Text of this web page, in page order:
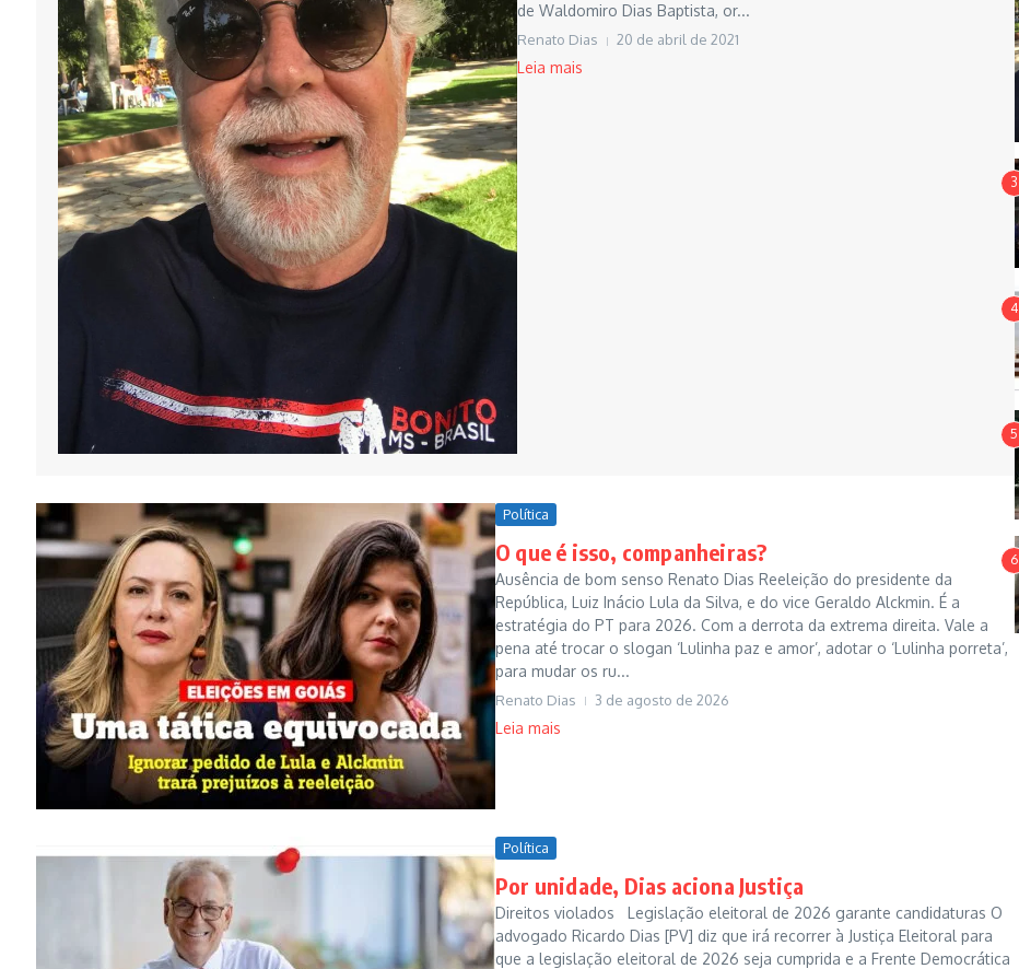
de Waldomiro Dias Baptista, or...
Renato Dias 20 de abril de 2021
Leia mais
Política
O que é isso, companheiras?
Ausência de bom senso Renato Dias Reeleição do presidente da
República, Luiz Inácio Lula da Silva, e do vice Geraldo Alckmin. É a
estratégia do PT para 2026. Com a derrota da extrema direita. Vale a
pena até trocar o slogan ‘Lulinha paz e amor’, adotar o ‘Lulinha porreta’,
para mudar os ru...
Renato Dias 3 de agosto de 2026
Leia mais
Política
Por unidade, Dias aciona Justiça
Direitos violados Legislação eleitoral de 2026 garante candidaturas O
advogado Ricardo Dias [PV] diz que irá recorrer à Justiça Eleitoral para
que a legislação eleitoral de 2026 seja cumprida e a Frente Democrática
3
4
5
6